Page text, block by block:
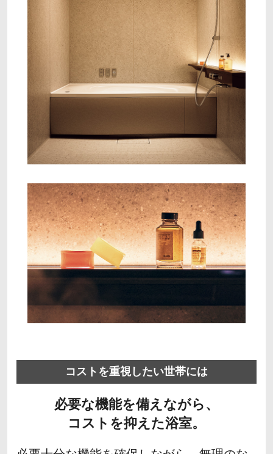
コストを重視したい世帯には
必要な機能を備えながら、
コストを抑えた浴室。